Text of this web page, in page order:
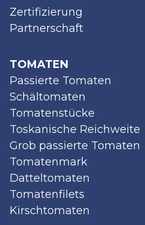
Zertifizierung
Partnerschaft
TOMATEN
Passierte Tomaten
Schältomaten
Tomatenstücke
Toskanische Reichweite
Grob passierte Tomaten
Tomatenmark
Datteltomaten
Tomatenfilets
Kirschtomaten